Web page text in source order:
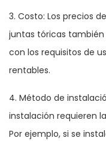
3. Costo: Los precios
juntas tóricas
con los requisitos de
rentables.
4. Método de
instalación requieren
Por ejemplo, si se